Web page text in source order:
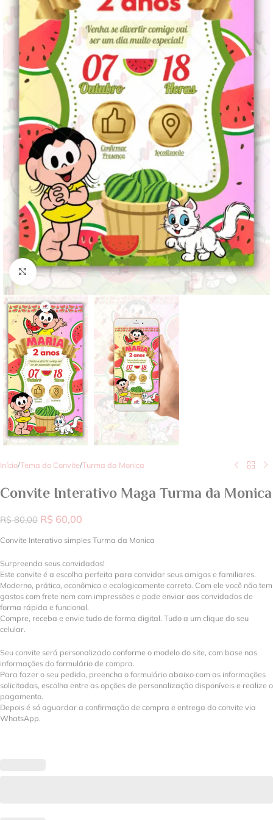
Clique para ampliar
Início/Tema do Convite/Turma da Monica
Convite Interativo Maga Turma da Monica
R$80,00 R$ 60,00
Convite Interativo simples Turma da Monica
Surpreenda seus convidados!
Este convite é a escolha perfeita para convidar seus amigos e familiares.
Moderno, prático, econômico e ecologicamente correto. Com ele você não tem
gastos com frete nem com impressões e pode enviar aos convidados de
forma rápida e funcional.
Compre, receba e envie tudo de forma digital. Tudo a um clique do seu
celular.
Seu convite será personalizado conforme o modelo do site, com base nas
informações do formulário de compra.
Para fazer o seu pedido, preencha o formulário abaixo com as informações
solicitadas, escolha entre as opções de personalização disponíveis e realize o
pagamento.
Depois é só aguardar a confirmação de compra e entrega do convite via
WhatsApp.